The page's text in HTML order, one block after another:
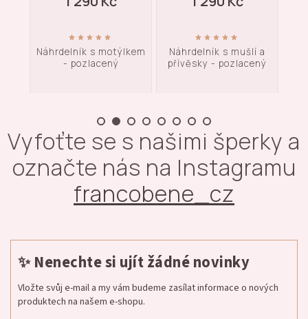
Náhrdelník s motýlkem
- pozlacený
Náhrdelník s mušlí a
přívěsky - pozlacený
Vyfoťte se s našimi šperky a
označte nás na Instagramu
francobene_cz
✨ Nenechte si ujít žádné novinky
Vložte svůj e-mail a my vám budeme zasílat informace o nových
produktech na našem e-shopu.